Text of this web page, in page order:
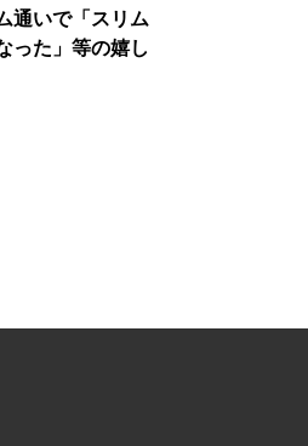
通いで「スリム
った」等の嬉し